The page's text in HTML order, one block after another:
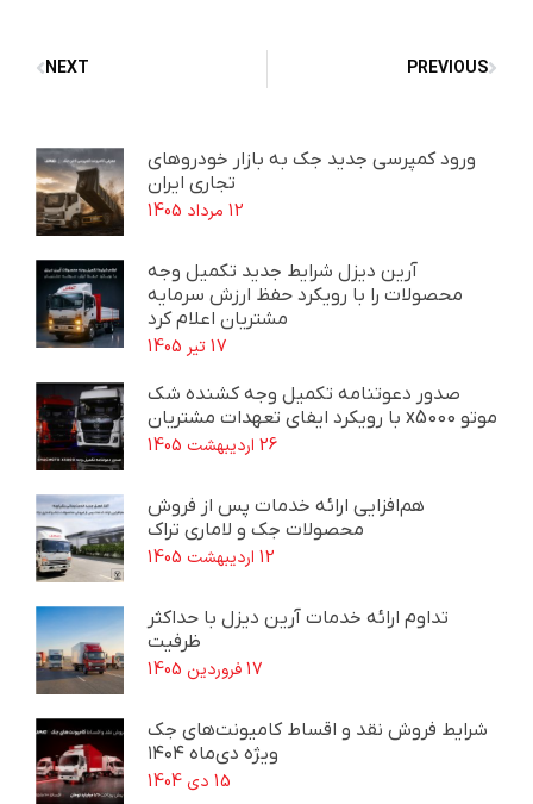
PREVIOUS
NEXT
ورود کمپرسی جدید جک به بازار خودروهای
تجاری ایران
12 مرداد 1405
آرین دیزل شرایط جدید تکمیل وجه
محصولات را با رویکرد حفظ ارزش سرمایه
مشتریان اعلام کرد
17 تیر 1405
صدور دعوتنامه تکمیل وجه کشنده شک
موتو x5000 با رویکرد ایفای تعهدات مشتریان
26 اردیبهشت 1405
هم‌افزایی ارائه خدمات پس از فروش
محصولات جک و لاماری تراک
12 اردیبهشت 1405
تداوم ارائه خدمات آرین دیزل با حداکثر
ظرفیت
17 فروردین 1405
شرایط فروش نقد و اقساط کامیونت‌های جک
ویژه دی‌ماه ۱۴۰۴
15 دی 1404